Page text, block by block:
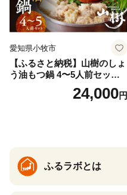
愛知県小牧市
【ふるさと納税】山樹のしょ
う油もつ鍋 4〜5人前セット
山樹 国産 牛もつ ホルモン モ
ツ オンライン飲み会 ホーム
24,000円
ふるラボとは